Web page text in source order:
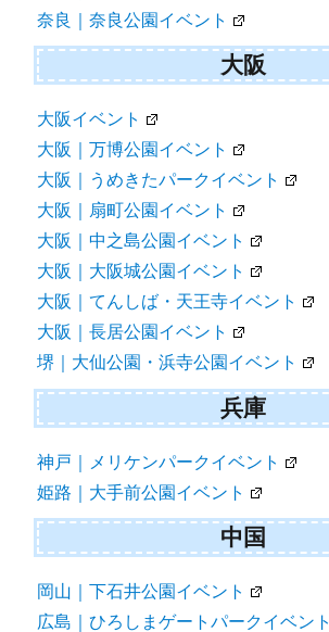
奈良｜奈良公園イベント
大阪
大阪イベント
大阪｜万博公園イベント
大阪｜うめきたパークイベント
大阪｜扇町公園イベント
大阪｜中之島公園イベント
大阪｜大阪城公園イベント
大阪｜てんしば・天王寺イベント
大阪｜長居公園イベント
堺｜大仙公園・浜寺公園イベント
兵庫
神戸｜メリケンパークイベント
姫路｜大手前公園イベント
中国
岡山｜下石井公園イベント
広島｜ひろしまゲートパークイベント